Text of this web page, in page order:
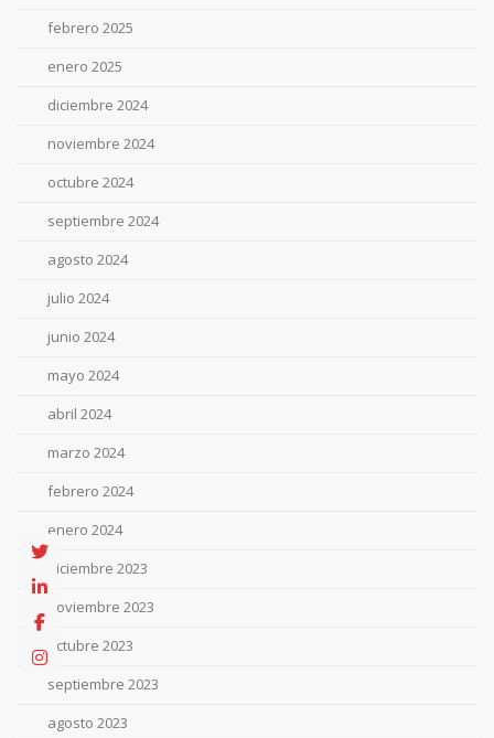
febrero 2025
enero 2025
diciembre 2024
noviembre 2024
octubre 2024
septiembre 2024
agosto 2024
julio 2024
junio 2024
mayo 2024
abril 2024
marzo 2024
febrero 2024
enero 2024
diciembre 2023
noviembre 2023
octubre 2023
septiembre 2023
agosto 2023